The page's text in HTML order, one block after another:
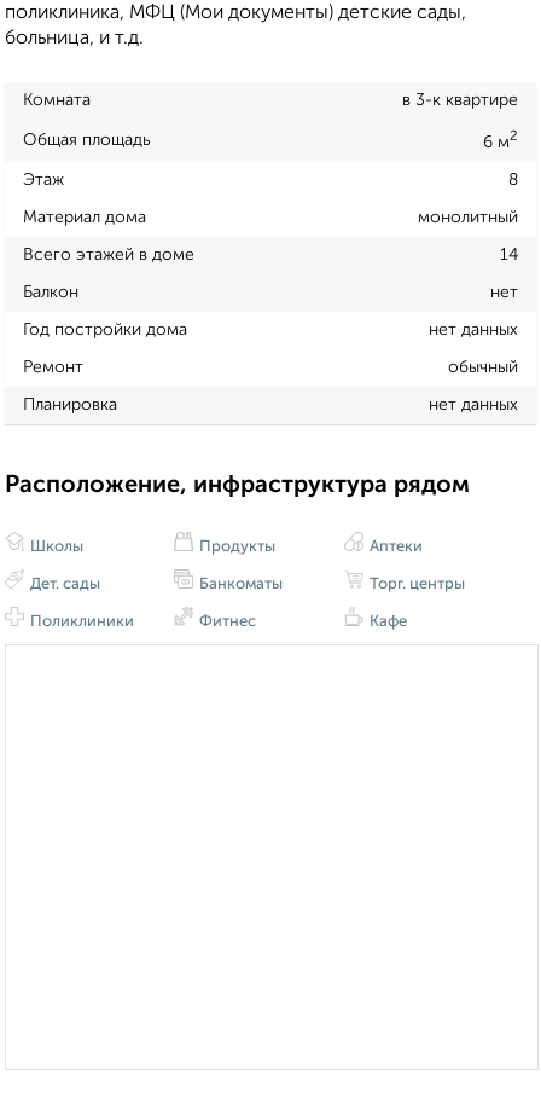
поликлиника, МФЦ (Мои документы) детские сады,
больница, и т.д.
Комната в 3-к квартире
Общая площадь 6 м2
Этаж 8
Материал дома монолитный
Всего этажей в доме 14
Балкон нет
Год постройки дома нет данных
Ремонт обычный
Планировка нет данных
Расположение, инфраструктура рядом
Школы
Дет. сады
Поликлиники
Продукты
Банкоматы
Фитнес
Аптеки
Торг. центры
Кафе